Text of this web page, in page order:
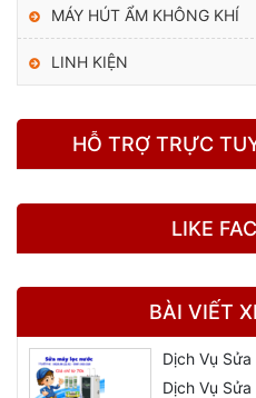
Công nghệ
Hệ thống làm lạnh bằng chip
chip làm lạnh nhằm tăng khả
nhiệt độ lạnh giảm sâu tới 5 –
và độ bền cao.
triển của vi khuẩn, loại bỏ mùi,
MÁY HÚT ẨM KHÔNG KHÍ
LINH KIỆN
HỖ TRỢ TRỰC
LIKE
BÀI VIẾT
Dịch Vụ
Dịch Vụ